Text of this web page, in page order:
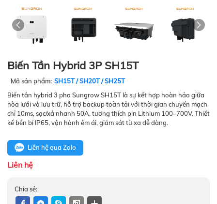
Biến Tần Hybrid 3P SH15T
Mã sản phẩm: SH15T / SH20T / SH25T
Biến tần hybrid 3 pha Sungrow SH15T là sự kết hợp hoàn hảo giữa
hòa lưới và lưu trữ, hỗ trợ backup toàn tải với thời gian chuyển mạch
chỉ 10ms, sạc/xả nhanh 50A, tương thích pin Lithium 100–700V. Thiết
kế bền bỉ IP65, vận hành êm ái, giám sát từ xa dễ dàng.
Liên hệ qua Zalo
Liên hệ
Chia sẻ: